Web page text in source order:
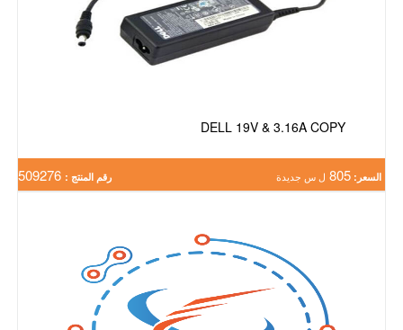
DELL 19V & 3.16A COPY
السعر: 805 ل س جديدة رقم المنتج :